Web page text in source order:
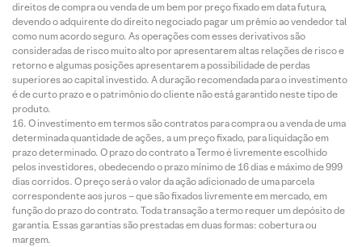
direitos de compra ou venda de um bem por preço fixado em data futura,
devendo o adquirente do direito negociado pagar um prêmio ao vendedor tal
como num acordo seguro. As operações com esses derivativos são
consideradas de risco muito alto por apresentarem altas relações de risco e
retorno e algumas posições apresentarem a possibilidade de perdas
superiores ao capital investido. A duração recomendada para o investimento
é de curto prazo e o patrimônio do cliente não está garantido neste tipo de
produto.
O investimento em termos são contratos para compra ou a venda de uma
determinada quantidade de ações, a um preço fixado, para liquidação em
prazo determinado. O prazo do contrato a Termo é livremente escolhido
pelos investidores, obedecendo o prazo mínimo de 16 dias e máximo de 999
dias corridos. O preço será o valor da ação adicionado de uma parcela
correspondente aos juros – que são fixados livremente em mercado, em
função do prazo do contrato. Toda transação a termo requer um depósito de
garantia. Essas garantias são prestadas em duas formas: cobertura ou
margem.